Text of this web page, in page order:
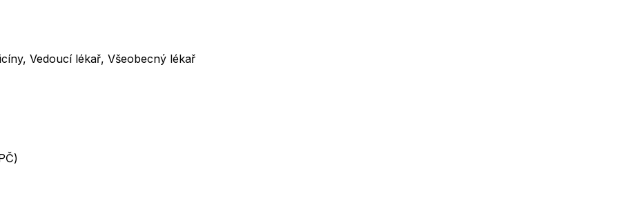
Vedoucí lékař, Všeobecný lékař